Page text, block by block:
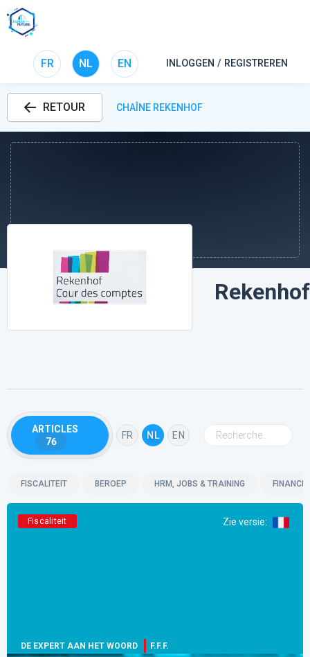
FR NL EN INLOGGEN / REGISTREREN
RETOUR CHAÎNE REKENHOF
Rekenhof
ARTICLES
76
FR NL EN
FISCALITEIT BEROEP HRM, JOBS & TRAINING
Fiscaliteit Zie versie:
DE EXPERT AAN HET WOORD F.F.F.